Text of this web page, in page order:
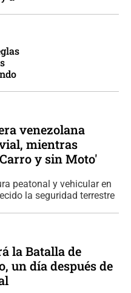
venezolana
mientras
y sin Moto'
peatonal y vehicular en
la seguridad terrestre
la Batalla de
un día después de